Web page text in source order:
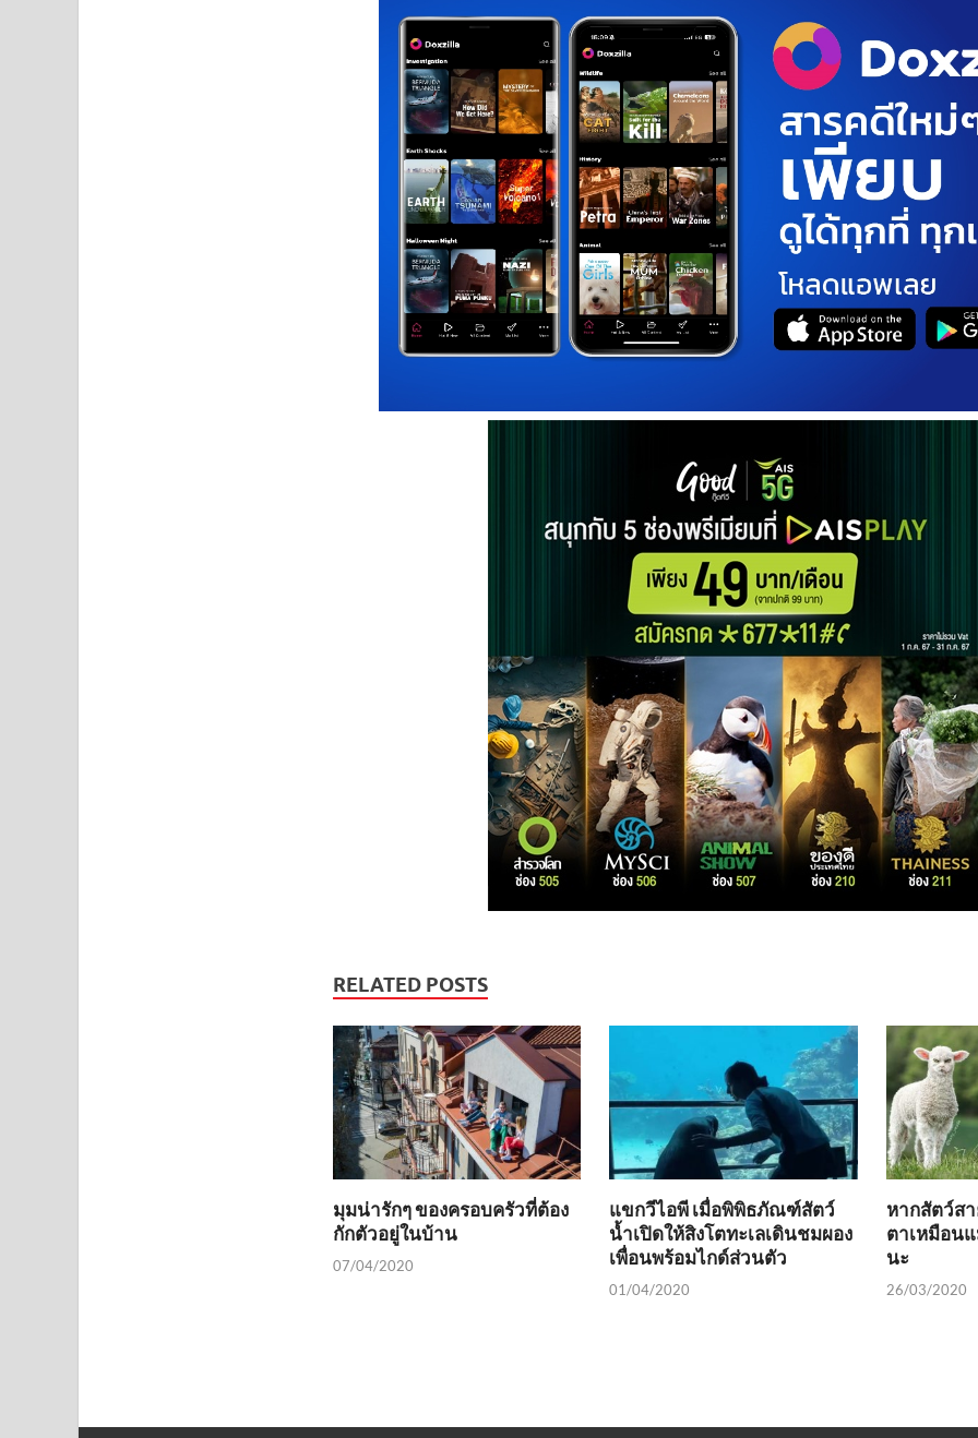
RELATED POSTS
มุมน่ารักๆ ของครอบครัวที่ต้อง
กักตัวอยู่ในบ้าน
07/04/2020
แขกวีไอพี เมื่อพิพิธภัณฑ์สัตว์
น้ำเปิดให้สิงโตทะเลเดินชมผอง
เพื่อนพร้อมไกด์ส่วนตัว
01/04/2020
หากสัตว์ส
ตาเหมือน
นะ
26/03/2020